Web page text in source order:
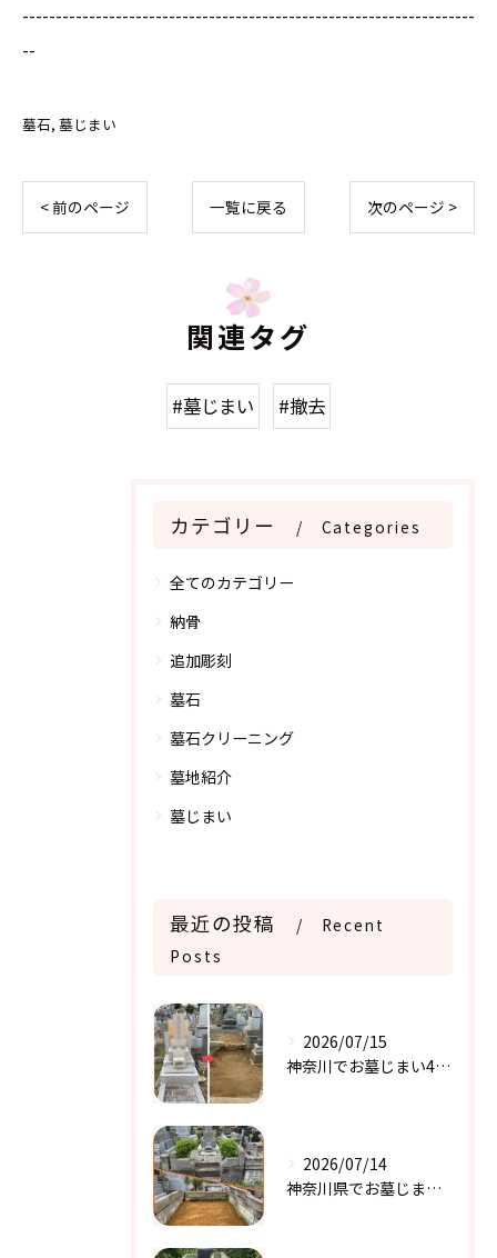
--------------------------------------------------------------------
--
墓石 墓じまい
< 前のページ 一覧に戻る 次のページ >
関連タグ
#墓じまい #撤去
カテゴリー Categories
全てのカテゴリー
納骨
追加彫刻
墓石
墓石クリーニング
墓地紹介
墓じまい
最近の投稿
Recent
Posts
2026/07/15
神奈川でお墓じまい4件目
2026/07/14
神奈川県でお墓じまい 3件目